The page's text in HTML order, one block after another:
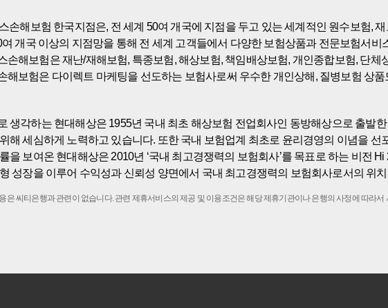
손해보험 한국지점은, 전 세계 50여 개국에 지점을 두고 있는 세계적인 원수보험,
개국 이상의 지점망을 통해 전 세계 고객들에서 다양한 보험상품과 전문보험서
손해보험은 재난/재해보험, 특종보험, 해상보험, 책임배상보험, 개인종합보험, 단
해보험은 다이렉트 마케팅을 선도하는 보험사로써 우수한 개인상해, 질병보험 상
생각하는 현대해상은 1955년 국내 최초 해상보험 전업회사인 동방해상으로 출발
해 세심하게 노력하고 있습니다. 또한 국내 보험업계 최초로 윤리경영의 이념을
보여온 현대해상은 2010년 ‘국내 최고경쟁력의 보험회사’를 목표로 하는 비전 Hi
성장을 이루어 수익성과 신뢰성 양면에서 국내 최고경쟁력의 보험회사로서의 위
은 씨티은행과 관련이 없습니다. 관련 제휴서비스의 제공 및 이용조건은 해당 제휴기관이나 은행의 사정에 따라